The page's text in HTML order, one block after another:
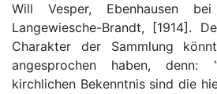
Will Vesper, Ebenhausen
Langewiesche-Brandt, [1914].
Charakter der Sammlung
angesprochen haben, denn:
kirchlichen Bekenntnis sind die